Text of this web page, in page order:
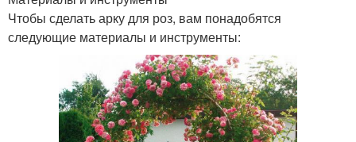
Чтобы сделать арку для роз, вам понадобятся
следующие материалы и инструменты: